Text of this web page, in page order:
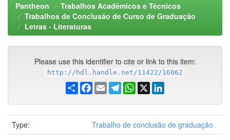
Pantheon
Trabalhos Acadêmicos e Técnicos
Trabalhos de Conclusão de Curso de Graduação
Letras - Literaturas
Please use this identifier to cite or link to this item:
http://hdl.handle.net/11422/16062
ShareFacebook
EmailTelegramWhatsApp
X
Type:
Trabalho de conclusão de graduação